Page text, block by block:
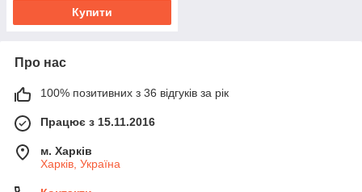
Купити
Про нас
100% позитивних з 36 відгуків за рік
Працює з 15.11.2016
м. Харків
Харків, Україна